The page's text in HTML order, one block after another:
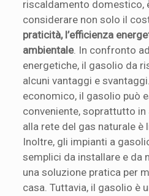
riscaldamento domestico,
considerare non solo il
praticità, l’efficienza
ambientale. In confronto
energetiche, il gasolio da
alcuni vantaggi e
economico, il gasolio può
conveniente, soprattutto in
alla rete del gas naturale è
Inoltre, gli impianti a
semplici da installare e da
una soluzione pratica per
casa. Tuttavia, il gasolio è